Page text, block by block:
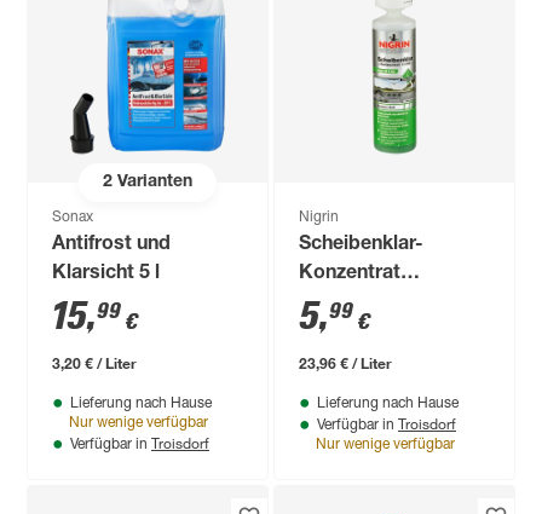
2Varianten
Sonax
Antifrost und
Klarsicht 5 l
15,99 €
3,20 € / Liter
Lieferung nach Hause
Nur wenige verfügbar
Verfügbar in Troisdorf
Nigrin
Scheibenklar-
Konzentrat
'Performance' 250
ml
5,99 €
23,96 € / Liter
Lieferung nach Hause
Verfügbar in Troisdorf
Nur wenige verfügbar